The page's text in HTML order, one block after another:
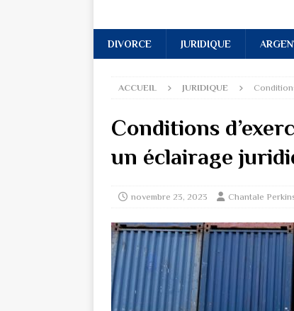
DIVORCE JURIDIQUE
ACCUEIL JURIDIQUE
Conditions
un éclairage
novembre 23, 2023 Chantale